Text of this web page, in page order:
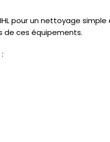
pour un nettoyage
de ces équipements.